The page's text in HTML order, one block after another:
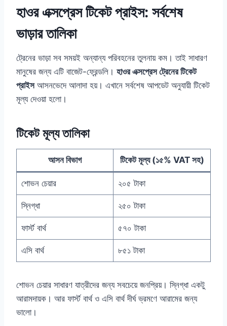
হাওর এক্সপ্রেস টিকেট প্রাইস: সর্বশেষ
ভাড়ার তালিকা
ট্রেনের ভাড়া সব সময়ই অন্যান্য পরিবহনের তুলনায় কম। তাই সাধারণ
মানুষের জন্য এটি বাজেট-ফ্রেন্ডলি। হাওর এক্সপ্রেস ট্রেনের টিকেট
প্রাইসআসনভেদে আলাদা হয়। এখানে সর্বশেষ আপডেট অনুযায়ী টিকেট
মূল্য দেওয়া হলো।
টিকেট মূল্য তালিকা
আসন বিভাগ টিকেট মূল্য (১৫% VAT সহ)
শোভন চেয়ার ২০৫ টাকা
স্নিগ্ধা ২৫০ টাকা
ফার্স্ট বার্থ ৫৭০ টাকা
এসি বার্থ ৮৫১ টাকা
শোভন চেয়ার সাধারণ যাত্রীদের জন্য সবচেয়ে জনপ্রিয়। স্নিগ্ধা একটু
আরামদায়ক। আর ফার্স্ট বার্থ ও এসি বার্থ দীর্ঘ ভ্রমণে আরামের জন্য
ভালো।